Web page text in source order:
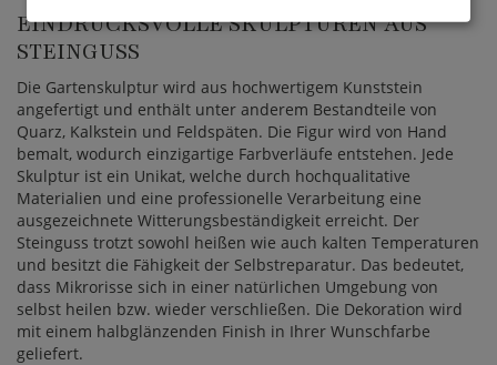
EINDRUCKSVOLLE SKULPTUREN AUS
STEINGUSS
Die Gartenskulptur wird aus hochwertigem Kunststein
angefertigt und enthält unter anderem Bestandteile von
Quarz, Kalkstein und Feldspäten. Die Figur wird von Hand
bemalt, wodurch einzigartige Farbverläufe entstehen. Jede
Skulptur ist ein Unikat, welche durch hochqualitative
Materialien und eine professionelle Verarbeitung eine
ausgezeichnete Witterungsbeständigkeit erreicht. Der
Steinguss trotzt sowohl heißen wie auch kalten Temperaturen
und besitzt die Fähigkeit der Selbstreparatur. Das bedeutet,
dass Mikrorisse sich in einer natürlichen Umgebung von
selbst heilen bzw. wieder verschließen. Die Dekoration wird
mit einem halbglänzenden Finish in Ihrer Wunschfarbe
geliefert.